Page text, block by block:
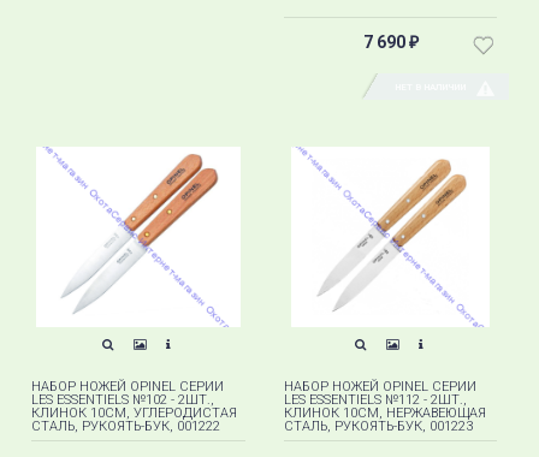
7 690 ₽
НАБОР НОЖЕЙ OPINEL СЕРИИ
LES ESSENTIELS №102 - 2ШТ.,
КЛИНОК 10СМ, УГЛЕРОДИСТАЯ
СТАЛЬ, РУКОЯТЬ-БУК, 001222
НАБОР НОЖЕЙ OPINEL СЕРИИ
LES ESSENTIELS №112 - 2ШТ.,
КЛИНОК 10СМ, НЕРЖАВЕЮЩАЯ
СТАЛЬ, РУКОЯТЬ-БУК, 001223